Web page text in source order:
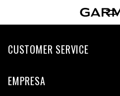
CUSTOMER SERVICE
EMPRESA